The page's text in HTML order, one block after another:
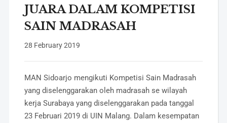
JUARA DALAM KOMPETISI
SAIN MADRASAH
28 February 2019
MAN Sidoarjo mengikuti Kompetisi Sain Madrasah
yang diselenggarakan oleh madrasah se wilayah
kerja Surabaya yang diselenggarakan pada tanggal
23 Februari 2019 di UIN Malang. Dalam kesempatan